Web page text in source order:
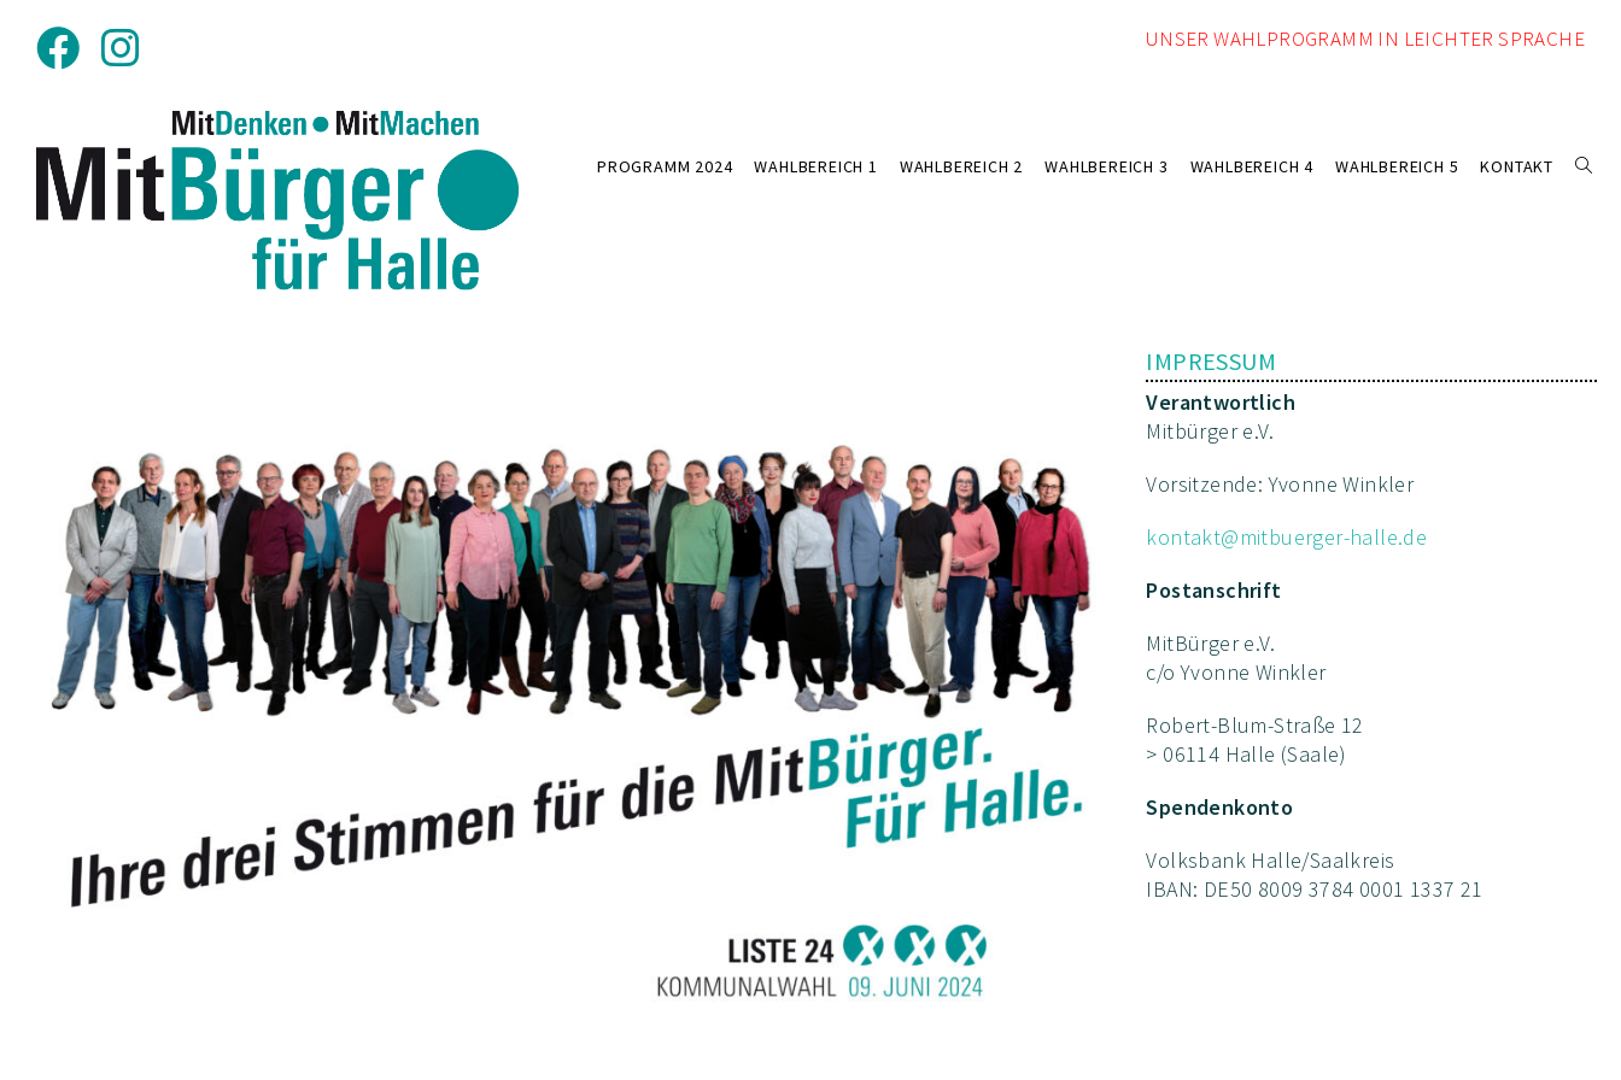
UNSER WAHLPROGRAMM IN LEICHTER SPRACHE
PROGRAMM 2024 WAHLBEREICH 1 WAHLBEREICH 2 WAHLBEREICH 3 WAHLBEREICH 4 WAHLBEREICH 5 KONTAKT
IMPRESSUM
Verantwortlich
Mitbürger e.V.
Vorsitzende: Yvonne Winkler
kontakt@mitbuerger-halle.de
Postanschrift
MitBürger e.V.
c/o Yvonne Winkler
Robert-Blum-Straße 12
> 06114 Halle (Saale)
Spendenkonto
Volksbank Halle/Saalkreis
IBAN: DE50 8009 3784 0001 1337 21